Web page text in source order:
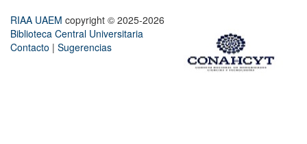
RIAA UAEM copyright © 2025-2026
Biblioteca Central Universitaria
Contacto | Sugerencias